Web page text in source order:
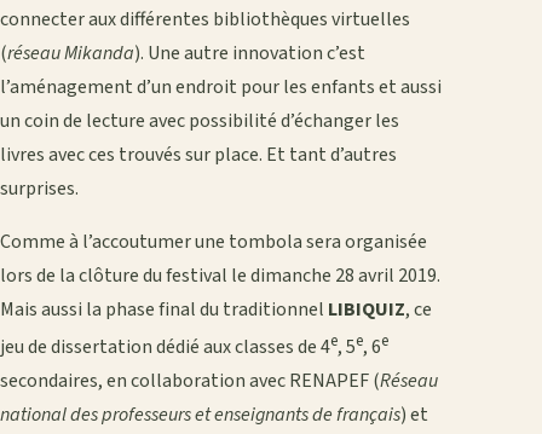
connecter aux différentes bibliothèques virtuelles
(réseau Mikanda). Une autre innovation c’est
l’aménagement d’un endroit pour les enfants et aussi
un coin de lecture avec possibilité d’échanger les
livres avec ces trouvés sur place. Et tant d’autres
surprises.
Comme à l’accoutumer une tombola sera organisée
lors de la clôture du festival le dimanche 28 avril 2019.
Mais aussi la phase final du traditionnel LIBIQUIZ, ce
jeu de dissertation dédié aux classes de 4e, 5e, 6e
secondaires, en collaboration avec RENAPEF (Réseau
national des professeurs et enseignants de français) et